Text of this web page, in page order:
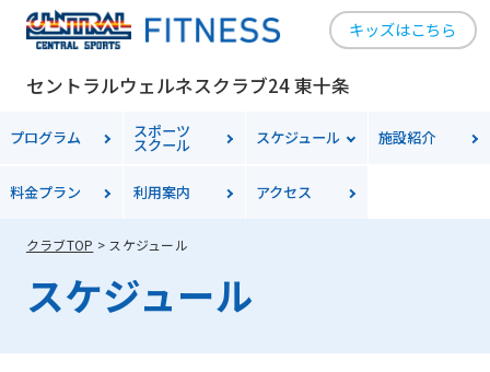
キッズはこちら
セントラルウェルネスクラブ24 東十条
プログラム スポーツ
スクール スケジュール 施設紹介
料金プラン 利用案内 アクセス
クラブTOP スケジュール
スケジュール